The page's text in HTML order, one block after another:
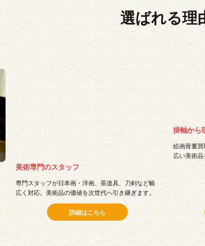
選ばれる理
美術専門のスタッフ
専門スタッフが日本画・洋画、茶道具、刀剣など幅
広く対応。美術品の価値を次世代へ引き継ぎます。
詳細はこちら
掛軸から
絵画骨董
広い美術品